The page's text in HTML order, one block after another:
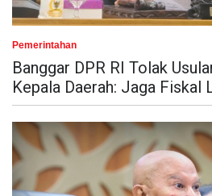
Pemerintahan
Banggar DPR RI Tolak
Kepala Daerah: Jaga Fiskal